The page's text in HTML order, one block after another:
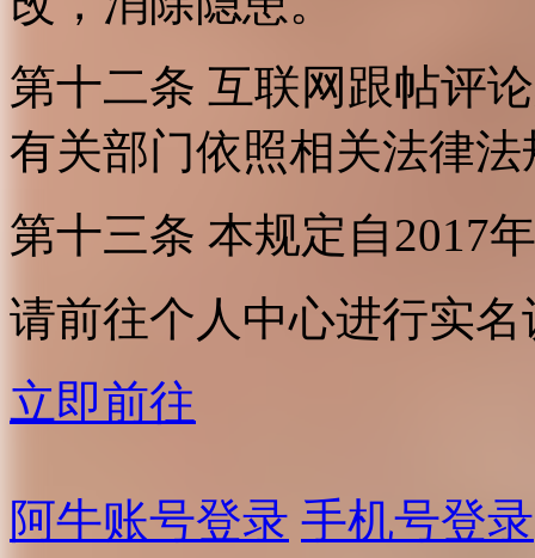
第十二条 互联网跟帖评
有关部门依照相关法律
第十三条 本规定自2017
请前往个人中心进行实名
立即前往
阿牛账号登录 手机号登录